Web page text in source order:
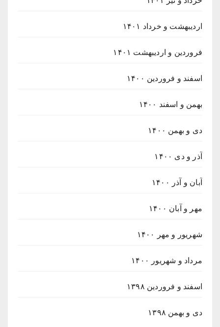
اردیبهشت و خرداد ۱۴۰۱
فروردین و اردیبهشت ۱۴۰۱
اسفند و فروردین ۱۴۰۰
بهمن و اسفند ۱۴۰۰
دی و بهمن ۱۴۰۰
آذر و دی ۱۴۰۰
آبان و آذر ۱۴۰۰
مهر و آبان ۱۴۰۰
شهریور و مهر ۱۴۰۰
مرداد و شهریور ۱۴۰۰
اسفند و فروردین ۱۳۹۸
دی و بهمن ۱۳۹۸